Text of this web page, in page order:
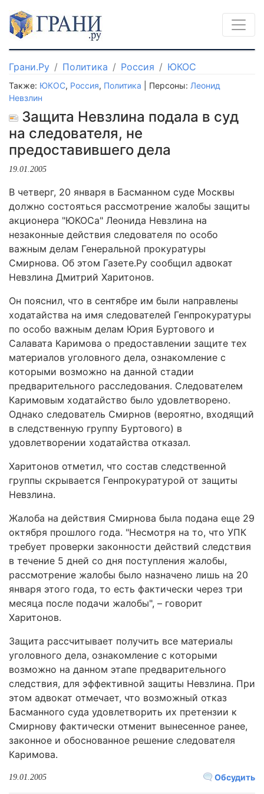
Грани.Ру Политика Россия ЮКОС
Также: ЮКОС, Россия, Политика | Персоны: Леонид
Невзлин
Защита Невзлина подала в суд
на следователя, не
предоставившего дела
19.01.2005
В четверг, 20 января в Басманном суде Москвы
должно состояться рассмотрение жалобы защиты
акционера "ЮКОСа" Леонида Невзлина на
незаконные действия следователя по особо
важным делам Генеральной прокуратуры
Смирнова. Об этом Газете.Ру сообщил адвокат
Невзлина Дмитрий Харитонов.
Он пояснил, что в сентябре им были направлены
ходатайства на имя следователей Генпрокуратуры
по особо важным делам Юрия Буртового и
Салавата Каримова о предоставлении защите тех
материалов уголовного дела, ознакомление с
которыми возможно на данной стадии
предварительного расследования. Следователем
Каримовым ходатайство было удовлетворено.
Однако следователь Смирнов (вероятно, входящий
в следственную группу Буртового) в
удовлетворении ходатайства отказал.
Харитонов отметил, что состав следственной
группы скрывается Генпрокуратурой от защиты
Невзлина.
Жалоба на действия Смирнова была подана еще 29
октября прошлого года. "Несмотря на то, что УПК
требует проверки законности действий следствия
в течение 5 дней со дня поступления жалобы,
рассмотрение жалобы было назначено лишь на 20
января этого года, то есть фактически через три
месяца после подачи жалобы", – говорит
Харитонов.
Защита рассчитывает получить все материалы
уголовного дела, ознакомление с которыми
возможно на данном этапе предварительного
следствия, для эффективной защиты Невзлина. При
этом адвокат отмечает, что возможный отказ
Басманного суда удовлетворить их претензии к
Смирнову фактически отменит вынесенное ранее,
законное и обоснованное решение следователя
Каримова.
Обсудить
19.01.2005